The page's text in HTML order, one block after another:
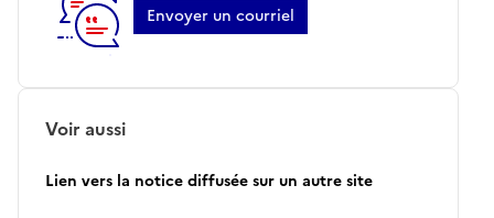
Envoyer un courriel
Voir aussi
Lien vers la notice diffusée sur un autre site